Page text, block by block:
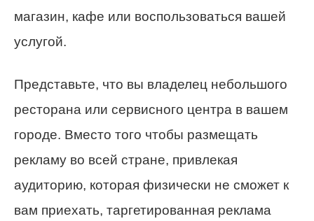
магазин, кафе или воспользоваться вашей
услугой.
Представьте, что вы владелец небольшого
ресторана или сервисного центра в вашем
городе. Вместо того чтобы размещать
рекламу во всей стране, привлекая
аудиторию, которая физически не сможет к
вам приехать, таргетированная реклама